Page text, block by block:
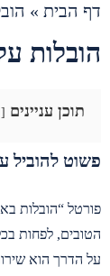
דף הבית »
הובלות
תוכן עניינים
פשוט להוביל
פורטל “הובלות
הטובים, לפחות
על הדרך הוא